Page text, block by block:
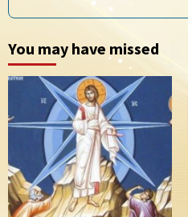
You may have missed